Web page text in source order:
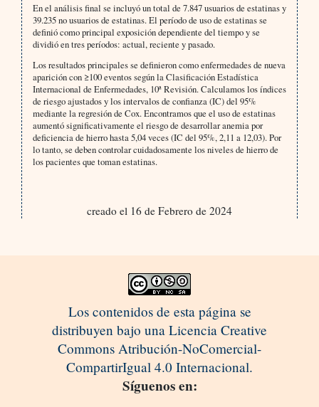
En el análisis final se incluyó un total de 7.847 usuarios de estatinas y
39.235 no usuarios de estatinas. El período de uso de estatinas se
definió como principal exposición dependiente del tiempo y se
dividió en tres períodos: actual, reciente y pasado.
Los resultados principales se definieron como enfermedades de nueva
aparición con ≥100 eventos según la Clasificación Estadística
Internacional de Enfermedades, 10ª Revisión. Calculamos los índices
de riesgo ajustados y los intervalos de confianza (IC) del 95%
mediante la regresión de Cox. Encontramos que el uso de estatinas
aumentó significativamente el riesgo de desarrollar anemia por
deficiencia de hierro hasta 5,04 veces (IC del 95%, 2,11 a 12,03). Por
lo tanto, se deben controlar cuidadosamente los niveles de hierro de
los pacientes que toman estatinas.
creado el 16 de Febrero de 2024
Los contenidos de esta página se
distribuyen bajo una Licencia Creative
Commons Atribución-NoComercial-
CompartirIgual 4.0 Internacional.
Síguenos en: